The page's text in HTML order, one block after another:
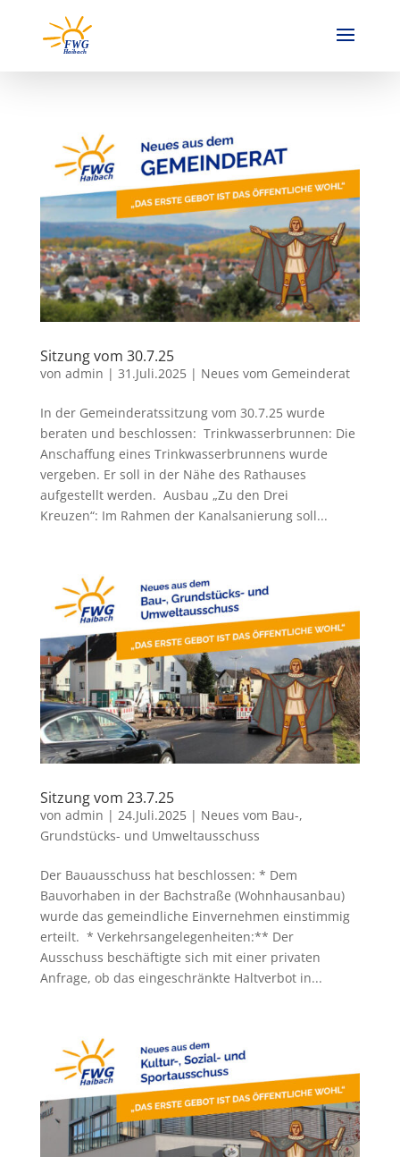
Sitzung vom 30.7.25
von admin | 31.Juli.2025| Neues vom Gemeinderat
In der Gemeinderatssitzung vom 30.7.25 wurde
beraten und beschlossen: Trinkwasserbrunnen: Die
Anschaffung eines Trinkwasserbrunnens wurde
vergeben. Er soll in der Nähe des Rathauses
aufgestellt werden. Ausbau „Zu den Drei
Kreuzen“: Im Rahmen der Kanalsanierung soll...
Sitzung vom 23.7.25
von admin | 24.Juli.2025| Neues vom Bau-,
Grundstücks- und Umweltausschuss
Der Bauausschuss hat beschlossen: * Dem
Bauvorhaben in der Bachstraße (Wohnhausanbau)
wurde das gemeindliche Einvernehmen einstimmig
erteilt. * Verkehrsangelegenheiten:** Der
Ausschuss beschäftigte sich mit einer privaten
Anfrage, ob das eingeschränkte Haltverbot in...